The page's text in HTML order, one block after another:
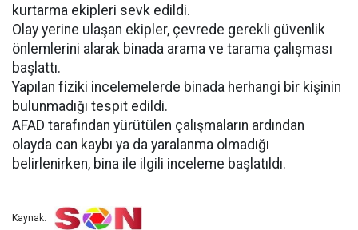
kurtarma ekipleri sevk edildi.
Olay yerine ulaşan ekipler, çevrede gerekli güvenlik
önlemlerini alarak binada arama ve tarama çalışması
başlattı.
Yapılan fiziki incelemelerde binada herhangi bir kişinin
bulunmadığı tespit edildi.
AFAD tarafından yürütülen çalışmaların ardından
olayda can kaybı ya da yaralanma olmadığı
belirlenirken, bina ile ilgili inceleme başlatıldı.
Kaynak: